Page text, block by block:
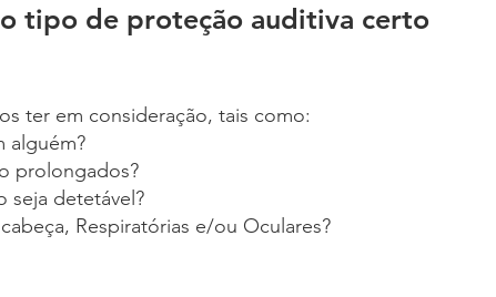
tipo de proteção auditiva certo
ter em consideração, tais como:
alguém?
prolongados?
seja detetável?
Respiratórias e/ou Oculares?